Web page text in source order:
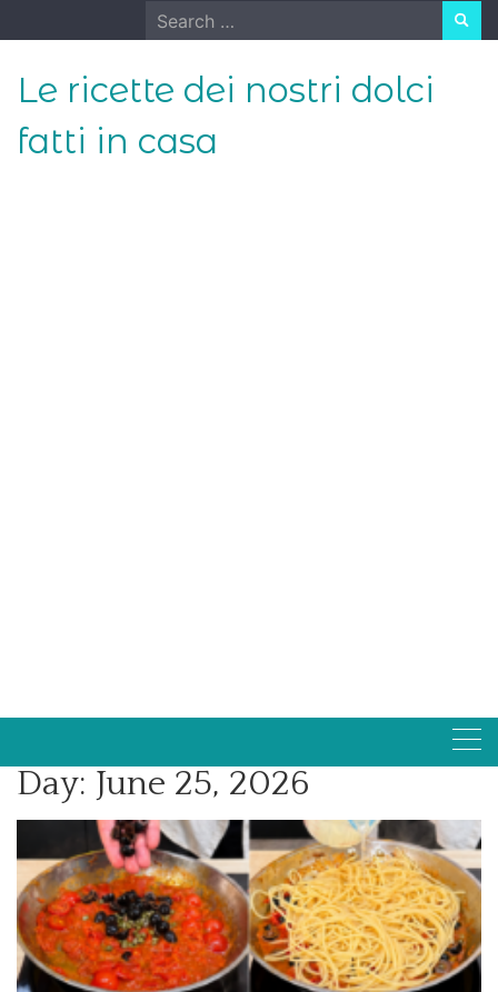
to
Search
for:
Le ricette dei nostri dolci
fatti in casa
Day: June 25, 2026